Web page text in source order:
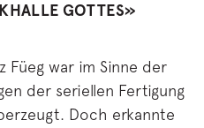
GOTTES»
war im Sinne der
der seriellen Fertigung
Doch erkannte